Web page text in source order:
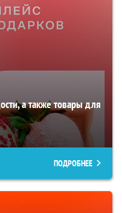
а также товары для
ПОДРОБНЕЕ